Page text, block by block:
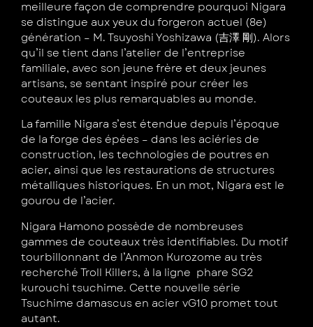
meilleure façon de comprendre pourquoi Nigara
se distingue aux yeux du forgeron actuel (8e)
génération – M. Tsuyoshi Yoshizawa (吉澤 剛). Alors
qu’il se tient dans l’atelier de l’entreprise
familiale, avec son jeune frère et deux jeunes
artisans, se sentant inspiré pour créer les
couteaux les plus remarquables au monde.
La famille Nigara s’est étendue depuis l’époque
de la forge des épées – dans les aciéries de
construction, les technologies de poutres en
acier, ainsi que les restaurations de structures
métalliques historiques. En un mot, Nigara est le
gourou de l’acier.
Nigara Hamono possède de nombreuses
gammes de couteaux très identifiables. Du motif
tourbillonnant de l’Anmon Kurozome au très
recherché Troll Killers, à la ligne phare SG2
kurouchi tsuchime. Cette nouvelle série
Tsuchime damascus en acier vG10 promet tout
autant.